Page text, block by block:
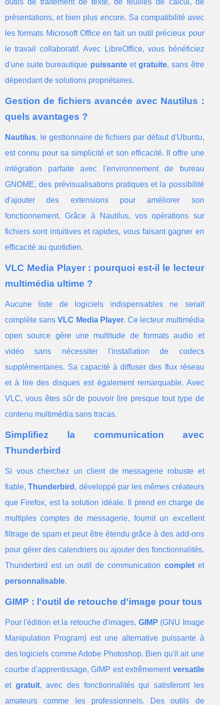
outils de traitement de texte, de feuilles de calcul, de
présentations, et bien plus encore. Sa compatibilité avec
les formats Microsoft Office en fait un outil précieux pour
le travail collaboratif. Avec LibreOffice, vous bénéficiez
d'une suite bureautique puissanteetgratuite, sans être
dépendant de solutions propriétaires.
Gestion de fichiers avancée avec Nautilus :
quels avantages ?
Nautilus, le gestionnaire de fichiers par défaut d'Ubuntu,
est connu pour sa simplicité et son efficacité. Il offre une
intégration parfaite avec l'environnement de bureau
GNOME, des prévisualisations pratiques et la possibilité
d'ajouter des extensions pour améliorer son
fonctionnement. Grâce à Nautilus, vos opérations sur
fichiers sont intuitives et rapides, vous faisant gagner en
efficacité au quotidien.
VLC Media Player : pourquoi est-il le lecteur
multimédia ultime ?
Aucune liste de logiciels indispensables ne serait
complète sansVLC Media Player. Ce lecteur multimédia
open source gère une multitude de formats audio et
vidéo sans nécessiter l'installation de codecs
supplémentaires. Sa capacité à diffuser des flux réseau
et à lire des disques est également remarquable. Avec
VLC, vous êtes sûr de pouvoir lire presque tout type de
contenu multimédia sans tracas.
Simplifiez la communication avec
Thunderbird
Si vous cherchez un client de messagerie robuste et
fiable,Thunderbird , développé par les mêmes créateurs
que Firefox, est la solution idéale. Il prend en charge de
multiples comptes de messagerie, fournit un excellent
filtrage de spam et peut être étendu grâce à des add-ons
pour gérer des calendriers ou ajouter des fonctionnalités.
Thunderbird est un outil de communication completet
personnalisable.
GIMP : l'outil de retouche d'image pour tous
Pour l'édition et la retouche d'images, GIMP (GNU Image
Manipulation Program) est une alternative puissante à
des logiciels comme Adobe Photoshop. Bien qu'il ait une
courbe d'apprentissage, GIMP est extrêmement versatile
et gratuit, avec des fonctionnalités qui satisferont les
amateurs comme les professionnels. Des outils de